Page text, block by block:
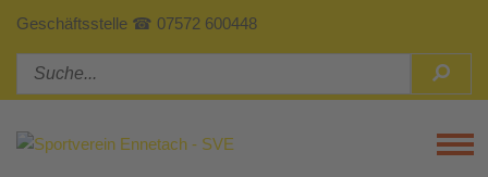
Geschäftsstelle ☎ 07572 600448